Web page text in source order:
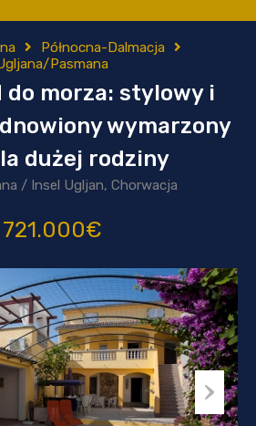
Północna-Dalmacja
Pasmana
do morza: stylowy i
wymarzony
dużej rodziny
/ Insel Ugljan, Chorwacja
721.000€